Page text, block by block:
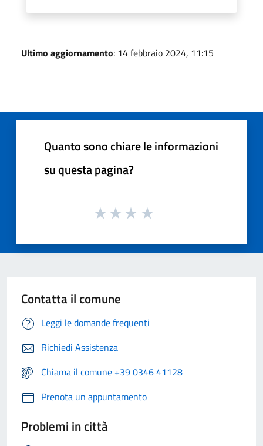
Ultimo aggiornamento: 14 febbraio 2024, 11:15
Quanto sono chiare le informazioni
su questa pagina?
Contatta il comune
Leggi le domande frequenti
Richiedi Assistenza
Chiama il comune +39 0346 41128
Prenota un appuntamento
Problemi in città